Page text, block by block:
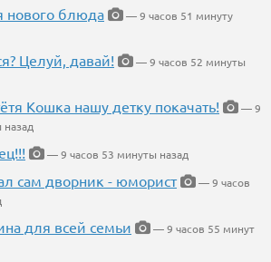
нового блюда
— 9 часов 51 минуту
Целуй, давай!
— 9 часов 52 минуты
Кошка нашу детку покачать!
— 9
— 9 часов 53 минуты назад
сам дворник - юморист
— 9 часов
для всей семьи
— 9 часов 55 минут